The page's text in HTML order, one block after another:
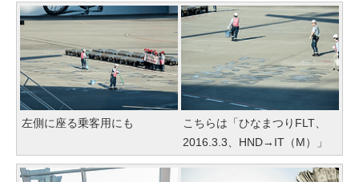
左側に座る乗客用にも
こちらは「ひなまつりFLT、
2016.3.3、HND→IT（M）」